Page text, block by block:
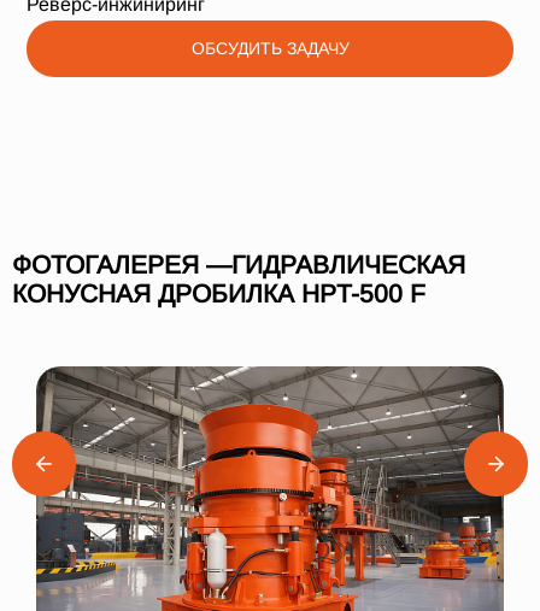
Реверс-инжиниринг
ОБСУДИТЬ ЗАДАЧУ
ФОТОГАЛЕРЕЯ —ГИДРАВЛИЧЕСКАЯ
КОНУСНАЯ ДРОБИЛКА HPT-500 F